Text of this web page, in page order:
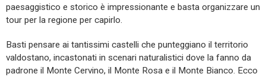
paesaggistico e storico è impressionante e basta organizzare un
tour per la regione per capirlo.
Basti pensare ai tantissimi castelli che punteggiano il territorio
valdostano, incastonati in scenari naturalistici dove la fanno da
padrone il Monte Cervino, il Monte Rosa e il Monte Bianco. Ecco